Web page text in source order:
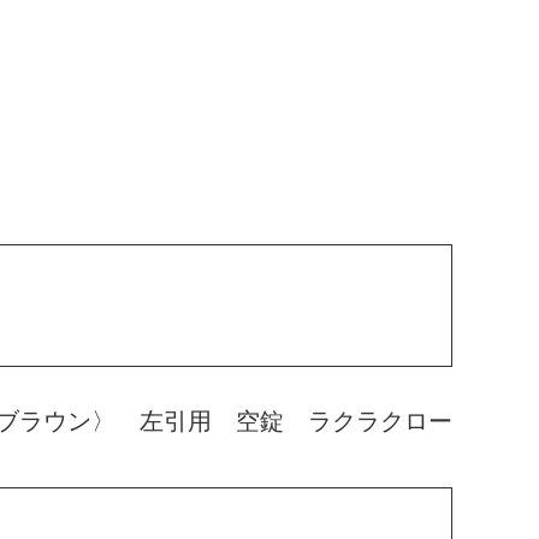
ラウン〉 左引用 空錠 ラクラクロー